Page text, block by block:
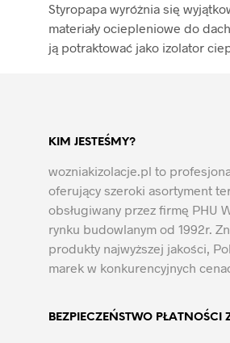
Styropapa wyróżnia się
materiały ociepleniowe do
ją potraktować jako izolator
KIM JESTEŚMY?
wozniakizolacje.pl to
oferujący szeroki asortyment
obsługiwany przez firmę PHU
rynku budowlanym od 1992r.
produkty najwyższej jakości,
marek w konkurencyjnych
BEZPIECZEŃSTWO PŁATNOŚCI